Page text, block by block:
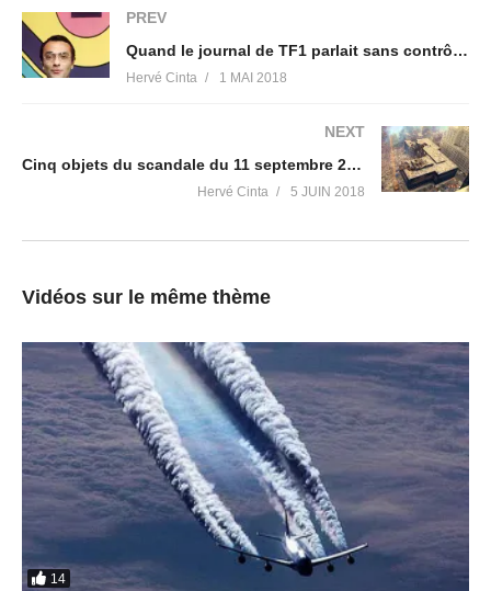
en plus vous rirez ! Sa force c’est cela, nous éveillez à
l’innommable en nous faisant rire !
Et je vous encourage à aller voir sa chaine Youtube
qui regorge
de vidéos extrêmement intéressantes !
individuelle et planétaire !
SITES WEB
Victoria Luminishttps://victorialuminis.fr/
Lève le Voilehttps://levelevoile.fr/
Révolution Vibratoirehttps://revolutionvibratoire.fr/
Compte Tipeeehttps://fr.tipeee.com/herve-gaia
RESEAUX SOCIAUX
Twitter
https://twitter.com/RevolVibratoire
https://vk.com/hervegaia
Facebookhttps://www.facebook.com/herve.gaia.999/
PREV
Quand le journal de TF1 parlait sans contrôle du groupe des Bildeberg, c’était en 1977…
Hervé Cinta 1 MAI 2018
NEXT
Cinq objets du scandale du 11 septembre 2001
Hervé Cinta 5 JUIN 2018
Vidéos sur le même thème
14